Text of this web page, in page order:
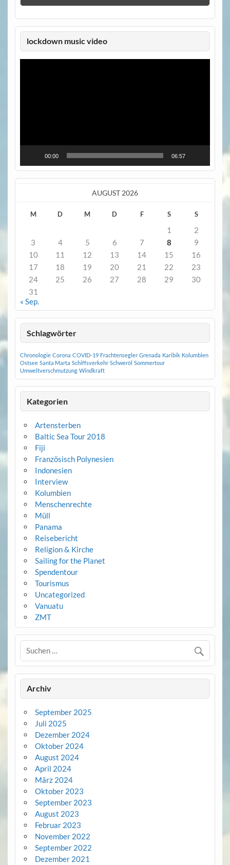
lockdown music video
Video-
00:00 06:57
AUGUST 2026
M D M D F S S
1
2
3
4 5 6 7 8
9
10
11 12 13 14 15
16
17
18 19 20 21 22
23
24
25 26 27 28 29
30
31
« Sep.
Schlagwörter
Chronologie Corona COVID-19 Frachtensegler Grenada Karibik Kolumbien
Ostsee Santa Marta Schiffsverkehr Schweröl Sommertour
Umweltverschmutzung Windkraft
Kategorien
Artensterben
Baltic Sea Tour 2018
Fiji
Französisch Polynesien
Indonesien
Interview
Kolumbien
Menschenrechte
Müll
Panama
Reisebericht
Religion & Kirche
Sailing for the Planet
Spendentour
Tourismus
Uncategorized
Vanuatu
ZMT
Archiv
September 2025
Juli 2025
Dezember 2024
Oktober 2024
August 2024
April 2024
März 2024
Oktober 2023
September 2023
August 2023
Februar 2023
November 2022
September 2022
Dezember 2021